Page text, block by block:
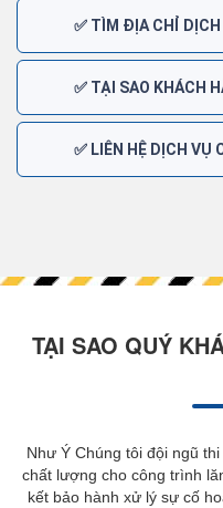
✅ TÌM ĐỊA CHỈ
✅ TẠI SAO KHÁCH
✅ LIÊN HỆ DỊCH VỤ
TẠI SAO QUÝ
Như Ý Chúng tôi đội ngũ
chất lượng cho công trình
kết bảo hành xử lý sự cố